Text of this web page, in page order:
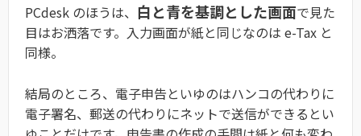
PCdesk のほうは、 白と青を基調とした画面で見た
目はお洒落です。入力画面が紙と同じなのは e-Tax と
同様。
結局のところ、電子申告といゆのはハンコの代わりに
電子署名、郵送の代わりにネットで送信ができるとい